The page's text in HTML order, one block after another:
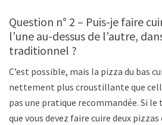
Question n° 2 – Puis-je faire
l’une au-dessus de l’autre,
traditionnel ?
C’est possible, mais la pizza du bas
nettement plus croustillante que celle
pas une pratique recommandée. Si
que vous devez faire cuire deux